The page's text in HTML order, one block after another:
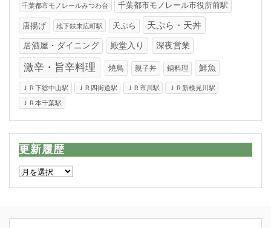
千葉都市モノレールみつわ台 千葉都市モノレール市役所前駅
唐揚げ 地下鉄末広町駅 天ぷら 天ぷら・天丼
居酒屋・ダイニング 殿堂入り 深夜営業
激辛・旨辛料理 焼鳥 親子丼 鍋料理 鮮魚
ＪＲ下総中山駅 ＪＲ四街道駅 ＪＲ市川駅 ＪＲ新検見川駅
ＪＲ本千葉駅
更新履歴
更